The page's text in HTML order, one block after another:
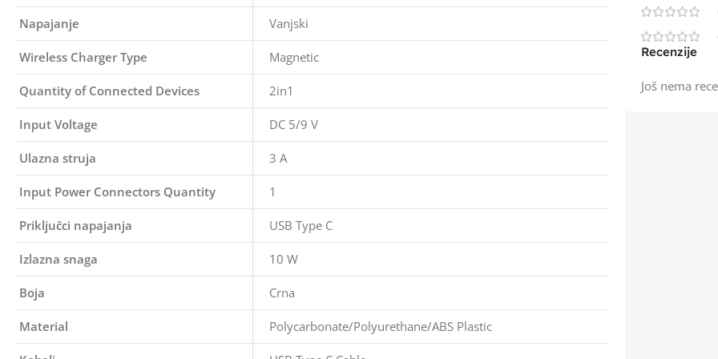
Napajanje Vanjski
Wireless Charger Type Magnetic
Quantity of Connected Devices 2in1
Input Voltage DC 5/9 V
Ulazna struja 3 A
Input Power Connectors Quantity 1
Priključci napajanja USB Type C
Izlazna snaga 10 W
Boja Crna
Material Polycarbonate/Polyurethane/ABS Plastic
Recenzije
Još nema